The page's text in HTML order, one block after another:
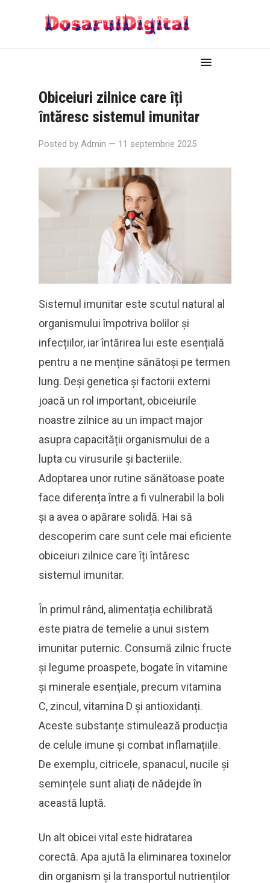
Obiceiuri zilnice care îți
întăresc sistemul imunitar
Posted by Admin — 11 septembrie 2025
Sistemul imunitar este scutul natural al
organismului împotriva bolilor și
infecțiilor, iar întărirea lui este esențială
pentru a ne menține sănătoși pe termen
lung. Deși genetica și factorii externi
joacă un rol important, obiceiurile
noastre zilnice au un impact major
asupra capacității organismului de a
lupta cu virusurile și bacteriile.
Adoptarea unor rutine sănătoase poate
face diferența între a fi vulnerabil la boli
și a avea o apărare solidă. Hai să
descoperim care sunt cele mai eficiente
obiceiuri zilnice care îți întăresc
sistemul imunitar.
În primul rând, alimentația echilibrată
este piatra de temelie a unui sistem
imunitar puternic. Consumă zilnic fructe
și legume proaspete, bogate în vitamine
și minerale esențiale, precum vitamina
C, zincul, vitamina D și antioxidanți.
Aceste substanțe stimulează producția
de celule imune și combat inflamațiile.
De exemplu, citricele, spanacul, nucile și
semințele sunt aliați de nădejde în
această luptă.
Un alt obicei vital este hidratarea
corectă. Apa ajută la eliminarea toxinelor
din organism și la transportul nutrienților